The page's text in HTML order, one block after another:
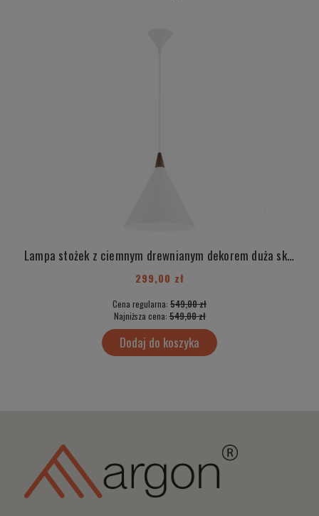
Lampa stożek z ciemnym drewnianym dekorem duża skandynawska lampa Made in Poland KEGEL 8631
299,00 zł
Cena regularna: 549,00 zł
Najniższa cena:549,00 zł
Dodaj do koszyka